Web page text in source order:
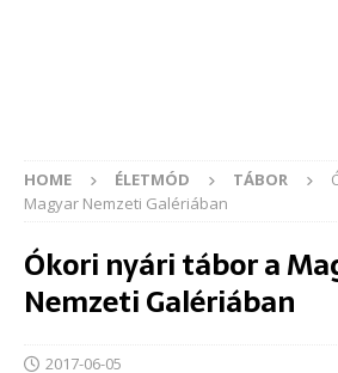
HOME ÉLETMÓD TÁBOR
Magyar Nemzeti Galériában
Ókori nyári tábor a
Nemzeti Galériában
2017-06-05